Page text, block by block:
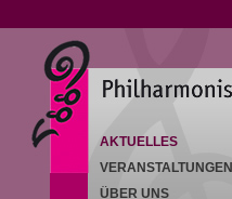
AKTUELLES
VERANSTALTUNGEN
ÜBER UNS